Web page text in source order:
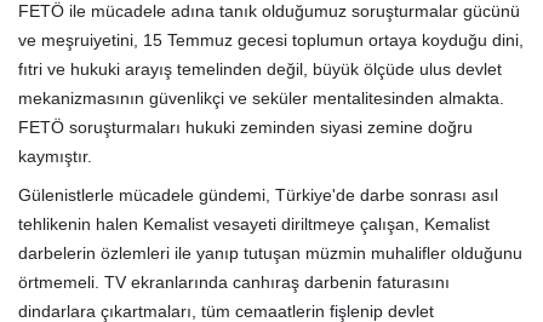
FETÖ ile mücadele adına tanık olduğumuz soruşturmalar gücünü
ve meşruiyetini, 15 Temmuz gecesi toplumun ortaya koyduğu dini,
fıtri ve hukuki arayış temelinden değil, büyük ölçüde ulus devlet
mekanizmasının güvenlikçi ve seküler mentalitesinden almakta.
FETÖ soruşturmaları hukuki zeminden siyasi zemine doğru
kaymıştır.
Gülenistlerle mücadele gündemi, Türkiye'de darbe sonrası asıl
tehlikenin halen Kemalist vesayeti diriltmeye çalışan, Kemalist
darbelerin özlemleri ile yanıp tutuşan müzmin muhalifler olduğunu
örtmemeli. TV ekranlarında canhıraş darbenin faturasını
dindarlara çıkartmaları, tüm cemaatlerin fişlenip devlet